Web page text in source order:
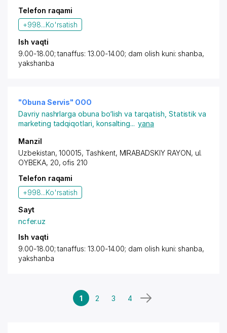
Telefon raqami
+998...Ko'rsatish
Ish vaqti
9.00-18.00; tanaffus: 13.00-14.00; dam olish kuni: shanba,
yakshanba
"Obuna Servis" OOO
Davriy nashrlarga obuna bo‘lish va tarqatish Statistik va
marketing tadqiqotlari, konsalting... yana
Manzil
Uzbekistan, 100015, Tashkent, MIRABADSKIY RAYON, ul.
OYBEKA, 20, ofis 210
Telefon raqami
+998...Ko'rsatish
Sayt
ncfer.uz
Ish vaqti
9.00-18.00; tanaffus: 13.00-14.00; dam olish kuni: shanba,
yakshanba
1 2 3 4